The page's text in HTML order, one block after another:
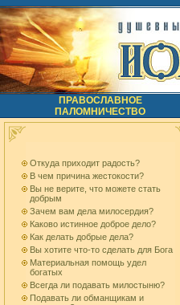
ПРАВОСЛАВНОЕ
ПАЛОМНИЧЕСТВО
Откуда приходит радость?
В чем причина жестокости?
Вы не верите, что можете стать
добрым
Зачем вам дела милосердия?
Каково истинное доброе дело?
Как делать добрые дела?
Вы хотите что-то сделать для Бога
Материальная помощь удел
богатых
Всегда ли подавать милостыню?
Подавать ли обманщикам и